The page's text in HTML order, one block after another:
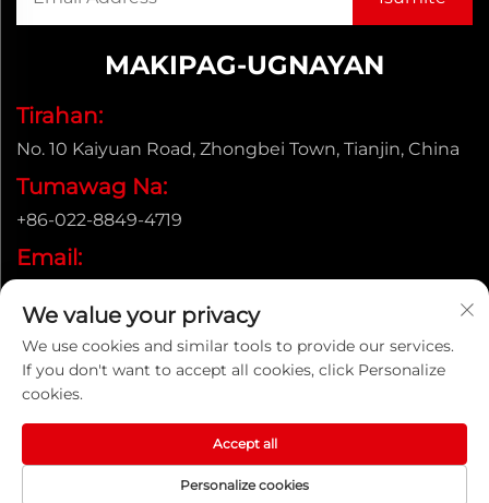
MAKIPAG-UGNAYAN
Tirahan:
No. 10 Kaiyuan Road, Zhongbei Town, Tianjin, China
Tumawag Na:
+86-022-8849-4719
Email:
Copyright © ENAK（Tianjin) Automation Equipment
We value your privacy
We use cookies and similar tools to provide our services.
If you don't want to accept all cookies, click Personalize
cookies.
Personalize cookies
Accept all